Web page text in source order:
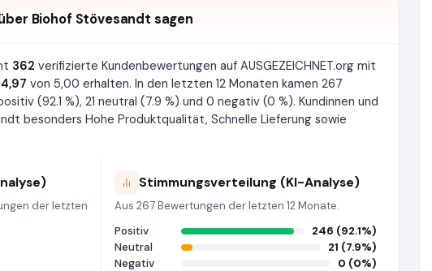
Biohof Stövesandt sagen
362 verifizierte Kundenbewertungen auf AUSGEZEICHNET.org mit
4,97 von 5,00 erhalten. In den letzten 12 Monaten kamen 267
(92.1 %), 21 neutral (7.9 %) und 0 negativ (0 %). Kundinnen und
besonders Hohe Produktqualität, Schnelle Lieferung sowie
der letzten
Stimmungsverteilung (KI-Analyse)
Aus 267 Bewertungen der letzten 12 Monate.
Positiv
246 (92.1%)
Neutral
21 (7.9%)
Negativ
0 (0%)